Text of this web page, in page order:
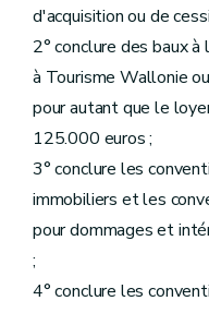
d'acquisition ou de
2° conclure des baux
à Tourisme Wallonie
pour autant que le
125.000 euros ;
3° conclure les
immobiliers et les
pour dommages et
;
4° conclure les